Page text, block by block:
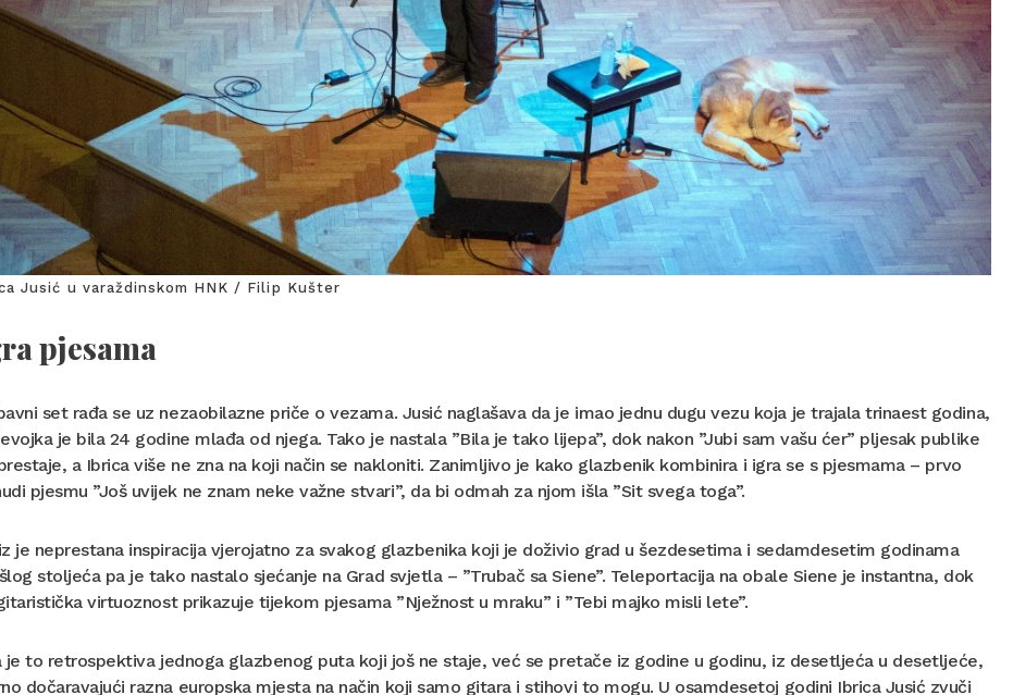
Jusić u varaždinskom HNK / Filip Kušter
pjesama
set rađa se uz nezaobilazne priče o vezama. Jusić naglašava da je imao jednu dugu vezu koja je trajala trinaest godina,
je bila 24 godine mlađa od njega. Tako je nastala ”Bila je tako lijepa”, dok nakon ”Jubi sam vašu ćer” pljesak publike
a Ibrica više ne zna na koji način se nakloniti. Zanimljivo je kako glazbenik kombinira i igra se s pjesmama – prvo
pjesmu ”Još uvijek ne znam neke važne stvari”, da bi odmah za njom išla ”Sit svega toga”.
je neprestana inspiracija vjerojatno za svakog glazbenika koji je doživio grad u šezdesetima i sedamdesetim godinama
stoljeća pa je tako nastalo sjećanje na Grad svjetla – ”Trubač sa Siene”. Teleportacija na obale Siene je instantna, dok
virtuoznost prikazuje tijekom pjesama ”Nježnost u mraku” i ”Tebi majko misli lete”.
je to retrospektiva jednoga glazbenog puta koji još ne staje, već se pretače iz godine u godinu, iz desetljeća u desetljeće,
dočaravajući razna europska mjesta na način koji samo gitara i stihovi to mogu. U osamdesetoj godini Ibrica Jusić zvuči